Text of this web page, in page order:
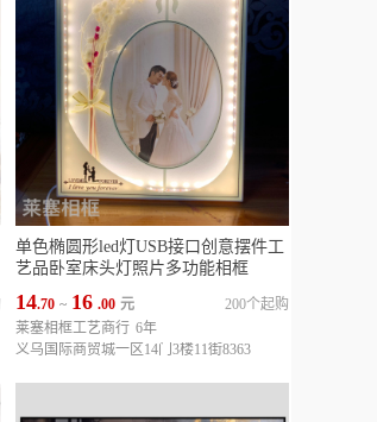
单色椭圆形led灯USB接口创意摆件工
艺品卧室床头灯照片多功能相框
14.70 ~ 16 .00 元
200个起购
莱塞相框工艺商行 6年
义乌国际商贸城一区14门3楼11街8363